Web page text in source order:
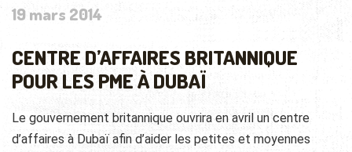
19 mars 2014
CENTRE D’AFFAIRES BRITANNIQUE
POUR LES PME À DUBAÏ
Le gouvernement britannique ouvrira en avril un centre
d’affaires à Dubaï afin d’aider les petites et moyennes